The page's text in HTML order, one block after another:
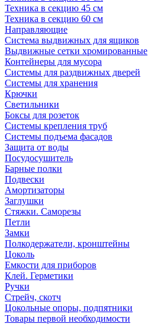
Техника в секцию 45 см
Техника в секцию 60 см
Направляющие
Система выдвижных для ящиков
Выдвижные сетки хромированные
Контейнеры для мусора
Системы для раздвижных дверей
Системы для хранения
Крючки
Светильники
Боксы для розеток
Системы крепления труб
Системы подъема фасадов
Защита от воды
Посудосушитель
Барные полки
Подвески
Амортизаторы
Заглушки
Стяжки. Саморезы
Петли
Замки
Полкодержатели, кронштейны
Цоколь
Емкости для приборов
Клей. Герметики
Ручки
Стрейч, скотч
Цокольные опоры, подпятники
Товары первой необходимости